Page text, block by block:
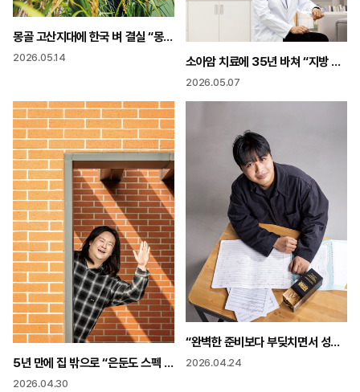
몽골 고산지대에 한국 벼 결실 “몽골 40년 난제 K-농업이 풀었다”
2026.05.14 소아암 치료에 35년 바쳐 “지방 환아들은 지방에서 치료받을 수 있어야”
2026.05.07
5년 만에 집 밖으로 “은둔도 스펙 은둔고수 키운다”
2026.04.30
“완벽한 준비보다 부딪치면서 성장 10년 뒤 세계적인 작곡가 되고 싶어”
2026.04.24